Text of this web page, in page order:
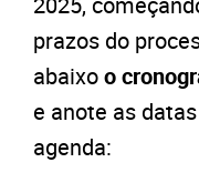
prazos do
abaixoo
e anote as
agenda: